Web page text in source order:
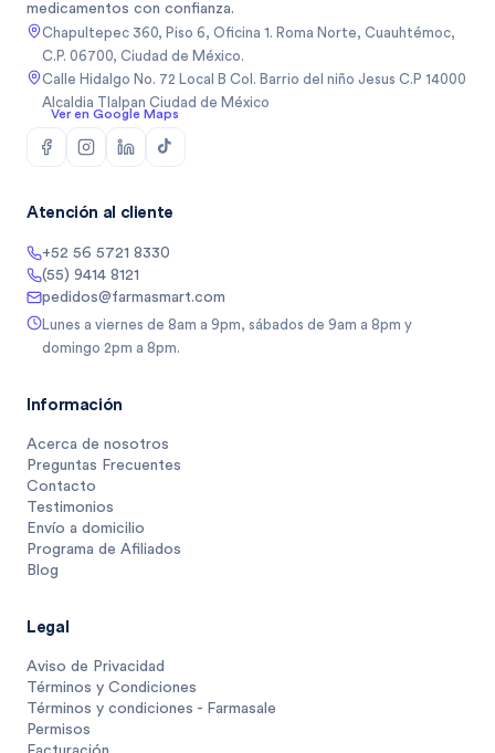
medicamentos con confianza.
Chapultepec 360, Piso 6, Oficina 1. Roma Norte, Cuauhtémoc,
C.P. 06700, Ciudad de México.
Calle Hidalgo No. 72 Local B Col. Barrio del niño Jesus C.P 14000
Alcaldia Tlalpan Ciudad de México
Ver en Google Maps
Atención al cliente
+52 56 5721 8330
(55) 9414 8121
pedidos@farmasmart.com
Lunes a viernes de 8am a 9pm, sábados de 9am a 8pm y
domingo 2pm a 8pm.
Información
Acerca de nosotros
Preguntas Frecuentes
Contacto
Testimonios
Envío a domicilio
Programa de Afiliados
Blog
Legal
Aviso de Privacidad
Términos y Condiciones
Términos y condiciones - Farmasale
Permisos